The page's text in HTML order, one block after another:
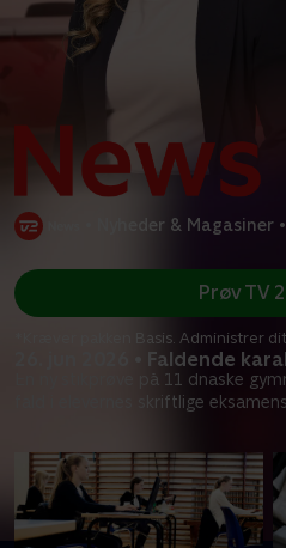
Nyheder & Magasiner •
26. jun 2026 • Faldende
En ny stikprøve på 11 dnaske
fald i elevernes skriftlige
Prøv TV
*Kræver pakken Basis. Administrer